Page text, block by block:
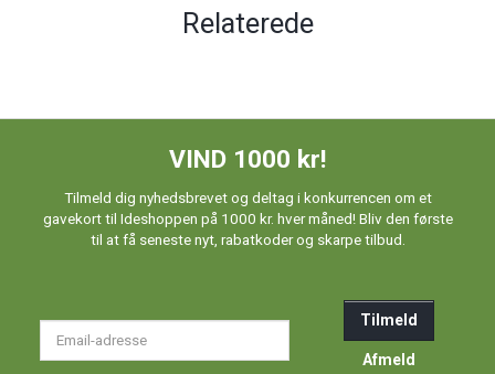
Relaterede
VIND 1000 kr!
Tilmeld dig nyhedsbrevet og deltag i konkurrencen om et
gavekort til Ideshoppen på 1000 kr. hver måned! Bliv den første
til at få seneste nyt, rabatkoder og skarpe tilbud.
Tilmeld
Afmeld